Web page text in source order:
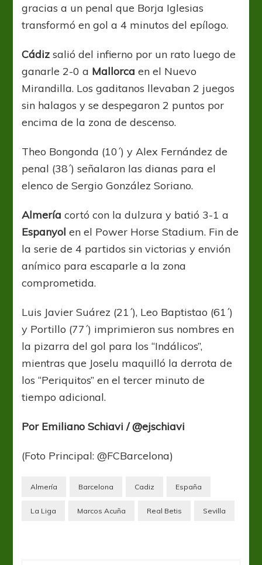
gracias a un penal que Borja Iglesias
transformó en gol a 4 minutos del epílogo.
Cádizsalió del infierno por un rato luego de
ganarle 2-0 a Mallorca en el Nuevo
Mirandilla. Los gaditanos llevaban 2 juegos
sin halagos y se despegaron 2 puntos por
encima de la zona de descenso.
Theo Bongonda (10´) y Alex Fernández de
penal (38´) señalaron las dianas para el
elenco de Sergio González Soriano.
Almería cortó con la dulzura y batió 3-1 a
Espanyol en el Power Horse Stadium. Fin de
la serie de 4 partidos sin victorias y envión
anímico para escaparle a la zona
comprometida.
Luis Javier Suárez (21´), Leo Baptistao (61´)
y Portillo (77´) imprimieron sus nombres en
la pizarra del gol para los “Indálicos”,
mientras que Joselu maquilló la derrota de
los “Periquitos” en el tercer minuto de
tiempo adicional.
Por Emiliano Schiavi / @ejschiavi
(Foto Principal: @FCBarcelona)
Almería Barcelona Cadiz España
La Liga Marcos Acuña Real Betis Sevilla